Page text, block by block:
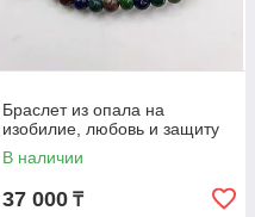
Браслет из опала на
изобилие, любовь и защиту
В наличии
37 000 ₸